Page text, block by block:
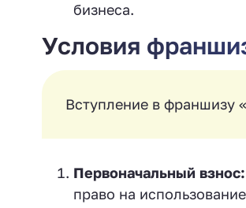
бизнеса.
Условия
Вступление в франшизу
Первоначальный взнос:
право на